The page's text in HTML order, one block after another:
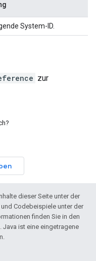
System-ID.
zur
dieser Seite unter der
und Codebeispiele unter der
finden Sie in den
. Java ist eine eingetragene